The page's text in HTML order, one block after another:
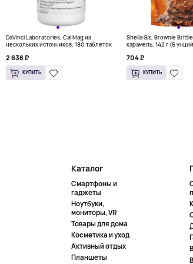
DaVinci Laboratories, Cal Mag из
нескольких источников, 180 таблеток
2 636 ₽
КУПИТЬ
Sheila G's, Brownie
карамель, 142 г (5
704 ₽
КУПИТЬ
Каталог
Смартфоны и
гаджеты
Ноутбуки,
мониторы, VR
Товары для дома
Косметика и уход
Активный отдых
Планшеты